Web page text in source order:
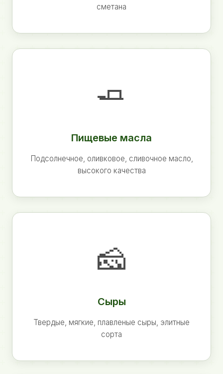
сметана
🧈
Пищевые масла
Подсолнечное, оливковое, сливочное масло,
высокого качества
🧀
Сыры
Твердые, мягкие, плавленые сыры, элитные
сорта